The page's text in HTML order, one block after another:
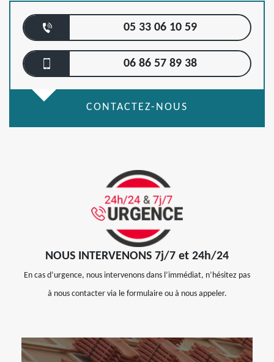
05 33 06 10 59
06 86 57 89 38
CONTACTEZ-NOUS
NOUS INTERVENONS 7j/7 et 24h/24
En cas d’urgence, nous intervenons dans l’immédiat, n’hésitez pas
à nous contacter via le formulaire ou à nous appeler.